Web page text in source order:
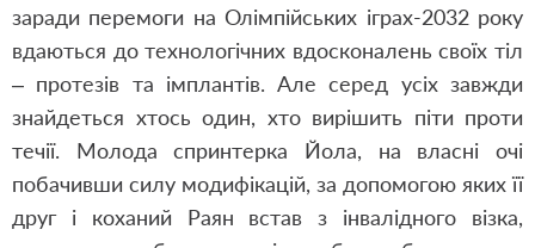
заради перемоги на Олімпійських іграх-2032 року
вдаються до технологічних вдосконалень своїх тіл
‒ протезів та імплантів. Але серед усіх завжди
знайдеться хтось один, хто вирішить піти проти
течії. Молода спринтерка Йола, на власні очі
побачивши силу модифікацій, за допомогою яких її
друг і коханий Раян встав з інвалідного візка,